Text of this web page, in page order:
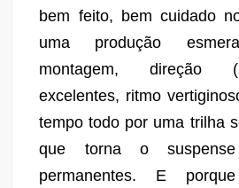
bem feito, bem cuidado
uma produção
montagem, direção
excelentes, ritmo
tempo todo por uma trilha
que torna o
permanentes. E